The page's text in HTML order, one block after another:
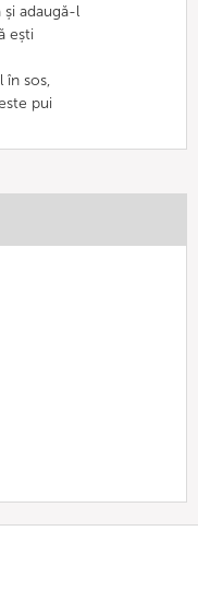
și adaugă-l
ești
în sos,
pui